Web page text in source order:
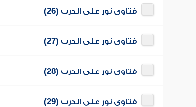
فتاوى نور على الدرب (26)
فتاوى نور على الدرب (27)
فتاوى نور على الدرب (28)
فتاوى نور على الدرب (29)